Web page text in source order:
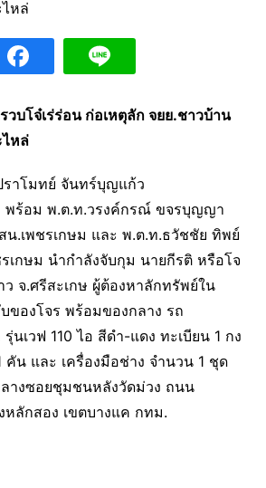
วบโจ๋เร่ร่อน ก่อเหตุลัก จยย.ชาวบ้าน
หล่
าโมทย์ จันทร์บุญแก้ว
พร้อม พ.ต.ท.วรงค์กรณ์ ขจรบุญญา
น.เพชรเกษม และ พ.ต.ท.ธวัชชัย ทิพย์
เกษม นำกำลังจับกุม นายกีรติ หรือโจ
จ.ศรีสะเกษ ผู้ต้องหาลักทรัพย์ใน
ของโจร พร้อมของกลาง รถ
นเวฟ 110 ไอ สีดำ-แดง ทะเบียน 1 กง
คัน และ เครื่องมือช่าง จำนวน 1 ชุด
างซอยชุมชนหลังวัดม่วง ถนน
หลักสอง เขตบางแค กทม.